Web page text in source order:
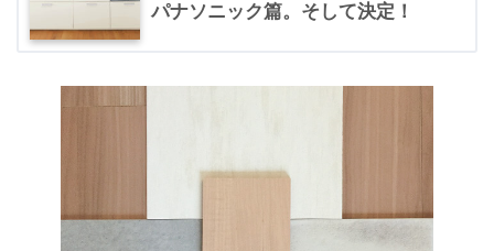
パナソニック篇。そして決定！